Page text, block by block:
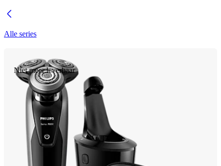
Alle series
Niet meer leverbaar